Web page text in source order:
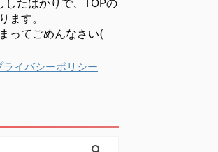
したばかりで、TOPの
ます。
ってごめんなさい(
イバシーポリシー